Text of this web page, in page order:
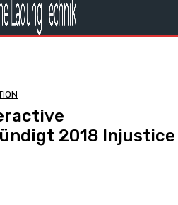
2018 Injustice